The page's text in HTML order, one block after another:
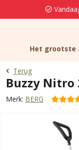
Het grootste
Terug
Buzzy Nitro
Merk: BERG